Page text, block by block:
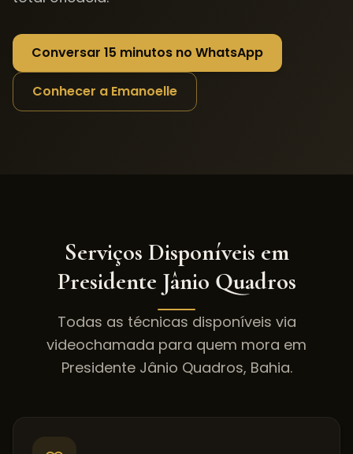
Conversar 15 minutos no WhatsApp
Conhecer a Emanoelle
Serviços Disponíveis em
Presidente Jânio Quadros
Todas as técnicas disponíveis via
videochamada para quem mora em
Presidente Jânio Quadros, Bahia.